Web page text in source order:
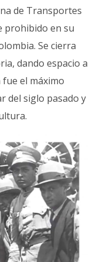
de Transportes
prohibido en su
Se cierra
dando espacio a
fue el máximo
del siglo pasado y